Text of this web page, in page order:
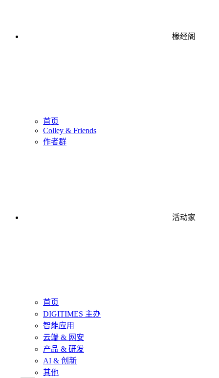
椽经阁
首页
Colley & Friends
作者群
活动家
首页
DIGITIMES 主办
智能应用
云端 & 网安
产品 & 研发
AI & 创新
其他